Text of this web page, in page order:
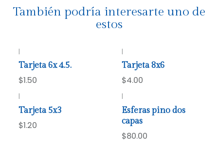
También podría interesarte uno de
estos
|
Tarjeta 6x 4.5.
$1.50
|
Tarjeta 8x6
$4.00
|
Tarjeta 5x3
$1.20
|
Esferas pino dos
capas
$80.00